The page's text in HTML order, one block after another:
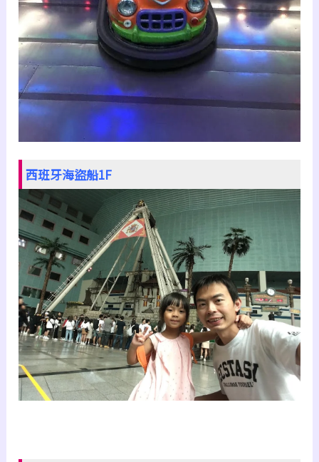
西班牙海盜船1F